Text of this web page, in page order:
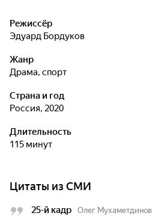
Режиссёр
Эдуард Бордуков
Жанр
драма, спорт
Страна и год
Россия, 2020
Длительность
115 минут
Цитаты из СМИ
25-й кадр Олег Мухаметдинов